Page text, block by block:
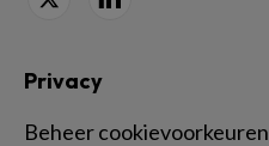
Privacy
Beheer cookievoorkeuren